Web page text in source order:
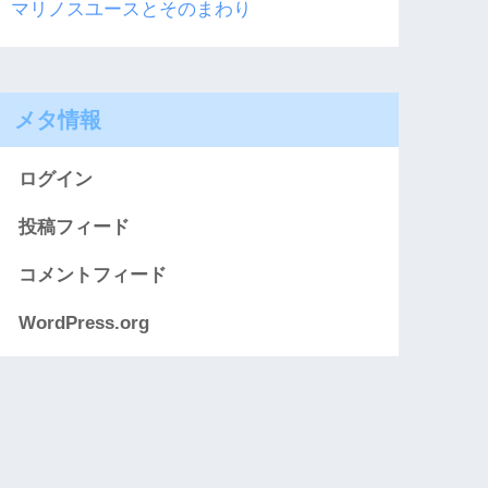
マリノスユースとそのまわり
メタ情報
ログイン
投稿フィード
コメントフィード
WordPress.org